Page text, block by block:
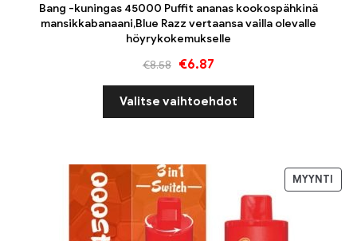
Bang -kuningas 45000 Puffit ananas kookospähkinä
mansikkabanaani,Blue Razz vertaansa vailla olevalle
höyrykokemukselle
€8.58 €6.87
Valitse vaihtoehdot
MYYNTI